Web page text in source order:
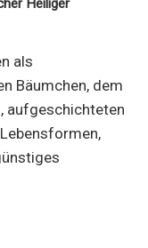
Heiliger
als
Bäumchen, dem
aufgeschichteten